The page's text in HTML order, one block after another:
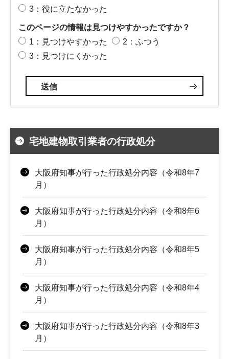
3：役に立たなかった
このページの情報は見つけやすかったですか？
1：見つけやすかった
2：ふつう
3：見つけにくかった
宅地建物取引業者の行政処分
大阪府知事が行った行政処分内容（令和8年7
月）
大阪府知事が行った行政処分内容（令和8年6
月）
大阪府知事が行った行政処分内容（令和8年5
月）
大阪府知事が行った行政処分内容（令和8年4
月）
大阪府知事が行った行政処分内容（令和8年3
月）